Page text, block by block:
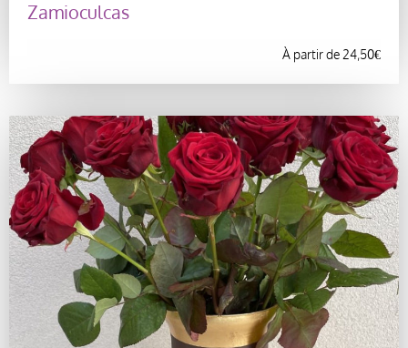
Zamioculcas
À partir de 24,50€